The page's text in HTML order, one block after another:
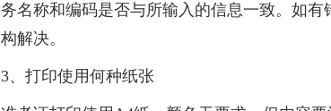
务名称和编码是否与所输入的信息一致。如
构解决。
3、打印使用何种纸张